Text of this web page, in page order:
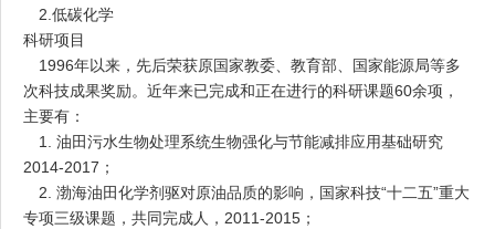
2. 低碳化学
科研项目
1996年以来，先后荣获原国家教委、教育部、国家能源局等多
次科技成果奖励。近年来已完成和正在进行的科研课题60余项，
主要有：
1. 油田污水生物处理系统生物强化与节能减排应用基础研究
2014-2017 ；
2. 渤海油田化学剂驱对原油品质的影响，国家科技“十二五”重大
专项三级课题，共同完成人， 2011-2015 ；